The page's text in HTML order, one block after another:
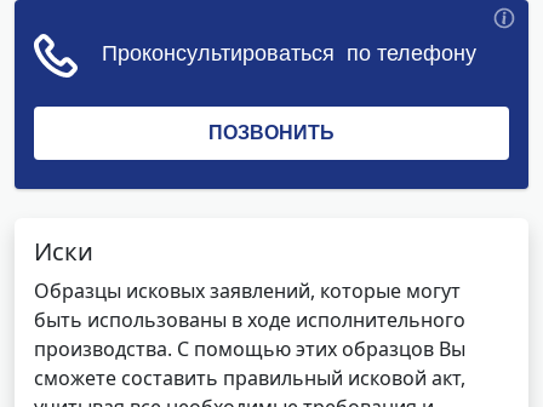
Иски
Образцы исковых заявлений, которые могут
быть использованы в ходе исполнительного
производства. С помощью этих образцов Вы
сможете составить правильный исковой акт,